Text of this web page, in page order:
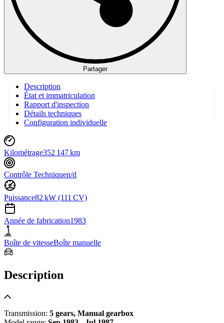
Partager
Description
État et immatriculation
Rapport d'inspection
Détails techniques
Configuration individuelle
Kilométrage352 147 km
Contrôle Techniquen/d
Puissance82 kW (111 CV)
Année de fabrication1983
Boîte de vitesseBoîte manuelle
Description
Transmission: 5 gears, Manual gearbox